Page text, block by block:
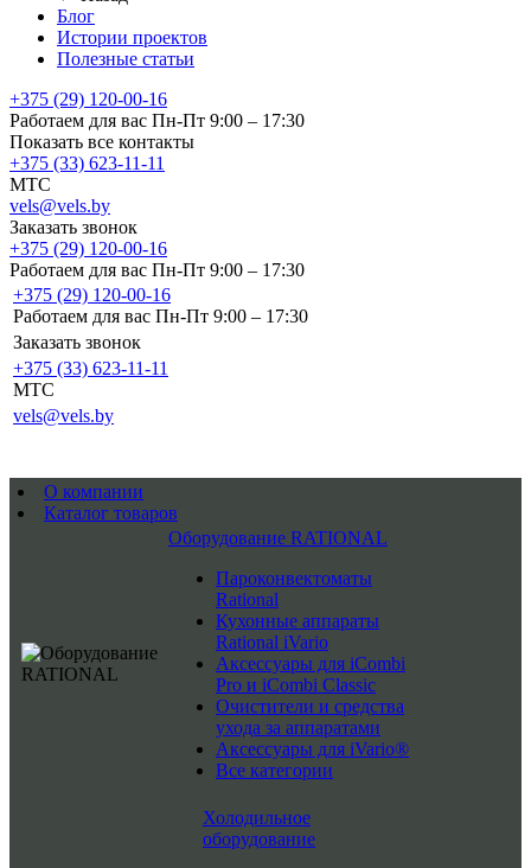
Блог
Истории проектов
Полезные статьи
+375 (29) 120-00-16
Работаем для вас Пн-Пт 9:00 – 17:30
Показать все контакты
+375 (33) 623-11-11
MTC
vels@vels.by
Заказать звонок
+375 (29) 120-00-16
Работаем для вас Пн-Пт 9:00 – 17:30
+375 (29) 120-00-16
Работаем для вас Пн-Пт 9:00 – 17:30
Заказать звонок
+375 (33) 623-11-11
MTC
vels@vels.by
О компании
Каталог товаров
Оборудование RATIONAL
Пароконвектоматы
Rational
Кухонные аппараты
Rational iVario
Аксессуары для iCombi
Pro и iCombi Classic
Очистители и средства
ухода за аппаратами
Аксессуары для iVario®
Все категории
Холодильное
оборудование